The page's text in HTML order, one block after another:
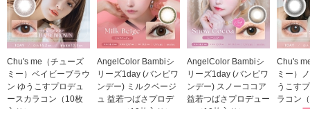
Chu's me（チューズ
ミー）ベイビーブラウ
ン ゆうこすプロデュ
ースカラコン（10枚
入り）
AngelColor Bambiシ
リーズ1day (バンビワ
ンデー) ミルクベージ
ュ 益若つばさプロデ
ュース（10枚入り）
AngelColor Bambiシ
リーズ1day (バンビワ
ンデー) スノーココア
益若つばさプロデュー
ス（10枚入り）
Chu's
ミー）
うこす
ラコン
1,705